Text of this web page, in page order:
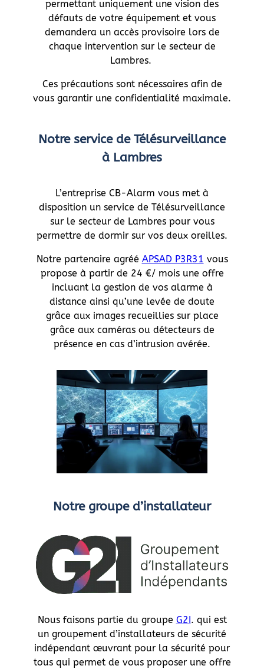
permettant uniquement une vision des
défauts de votre équipement et vous
demandera un accès provisoire lors de
chaque intervention sur le secteur de
Lambres.
Ces précautions sont nécessaires afin de
vous garantir une confidentialité maximale.
Notre service de Télésurveillance
à Lambres
L’entreprise CB-Alarm vous met à
disposition un service de Télésurveillance
sur le secteur de Lambres pour vous
permettre de dormir sur vos deux oreilles.
Notre partenaire agréé APSAD P3R31 vous
propose à partir de 24 €/ mois une offre
incluant la gestion de vos alarme à
distance ainsi qu’une levée de doute
grâce aux images recueillies sur place
grâce aux caméras ou détecteurs de
présence en cas d’intrusion avérée.
Notre groupe d’installateur
Nous faisons partie du groupe G2I . qui est
un groupement d’installateurs de sécurité
indépendant œuvrant pour la sécurité pour
tous qui permet de vous proposer une offre